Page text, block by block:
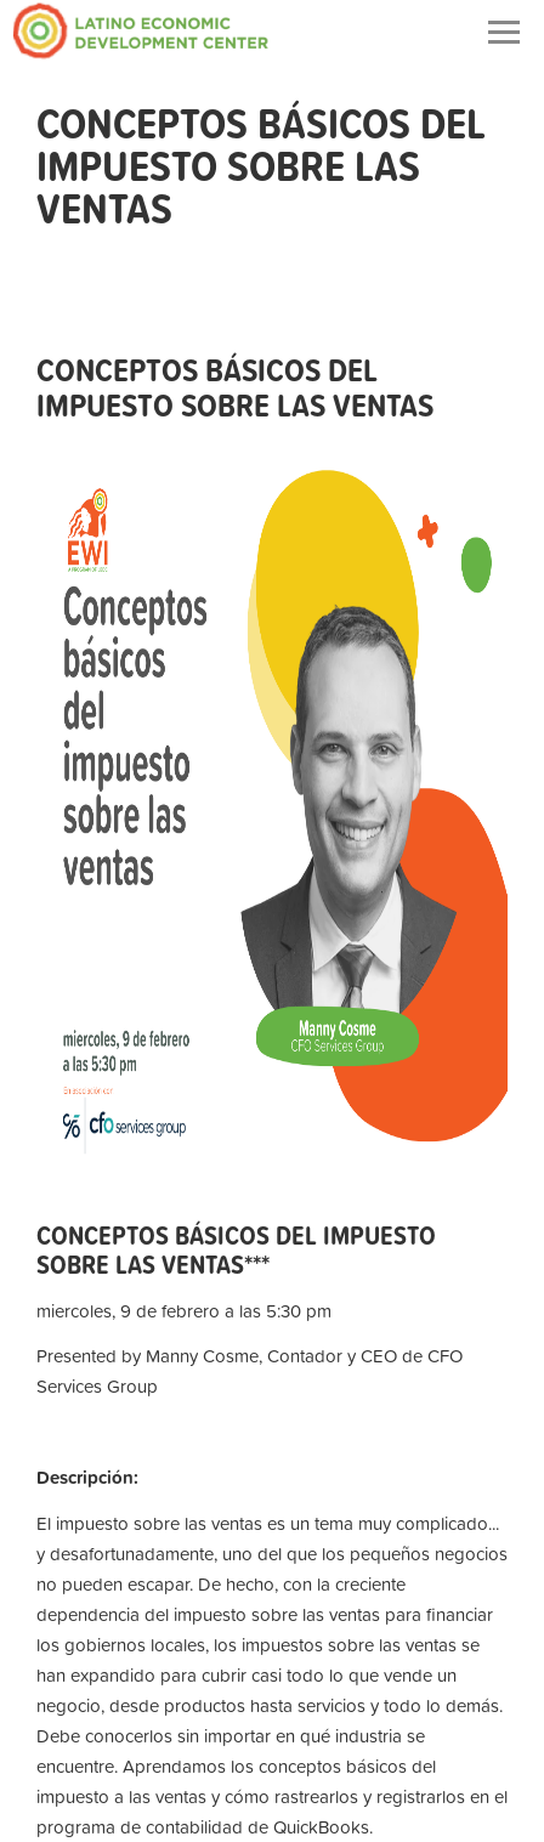
CONCEPTOS BÁSICOS DEL
IMPUESTO SOBRE LAS
VENTAS
CONCEPTOS BÁSICOS DEL
IMPUESTO SOBRE LAS VENTAS
CONCEPTOS BÁSICOS DEL IMPUESTO
SOBRE LAS VENTAS***
miercoles, 9 de febrero a las 5:30 pm
Presented by Manny Cosme, Contador y CEO de CFO
Services Group
Descripción:
El impuesto sobre las ventas es un tema muy complicado...
y desafortunadamente, uno del que los pequeños negocios
no pueden escapar. De hecho, con la creciente
dependencia del impuesto sobre las ventas para financiar
los gobiernos locales, los impuestos sobre las ventas se
han expandido para cubrir casi todo lo que vende un
negocio, desde productos hasta servicios y todo lo demás.
Debe conocerlos sin importar en qué industria se
encuentre. Aprendamos los conceptos básicos del
impuesto a las ventas y cómo rastrearlos y registrarlos en el
programa de contabilidad de QuickBooks.